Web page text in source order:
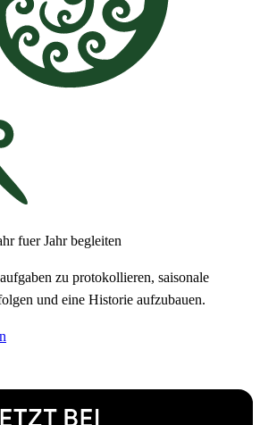
fuer Jahr begleiten
zu protokollieren, saisonale
und eine Historie aufzubauen.